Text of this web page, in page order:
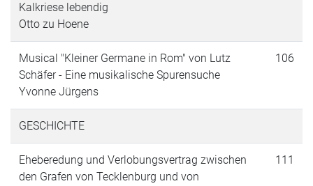
Kalkriese lebendig
Otto zu Hoene
Musical "Kleiner Germane in Rom" von Lutz
Schäfer - Eine musikalische Spurensuche
Yvonne Jürgens
106
GESCHICHTE
Eheberedung und Verlobungsvertrag zwischen
den Grafen von Tecklenburg und von
111